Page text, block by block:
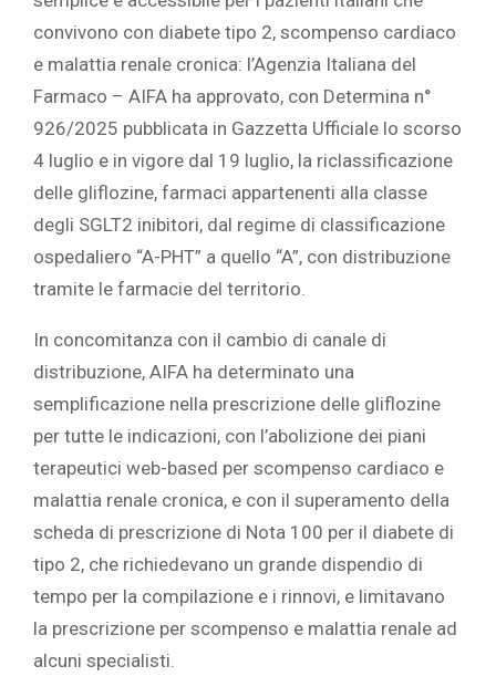
convivono con diabete tipo 2, scompenso cardiaco
e malattia renale cronica: l’Agenzia Italiana del
Farmaco – AIFA ha approvato, con Determina n°
926/2025 pubblicata in Gazzetta Ufficiale lo scorso
4 luglio e in vigore dal 19 luglio, la riclassificazione
delle gliflozine, farmaci appartenenti alla classe
degli SGLT2 inibitori, dal regime di classificazione
ospedaliero “A-PHT” a quello “A”, con distribuzione
tramite le farmacie del territorio.
In concomitanza con il cambio di canale di
distribuzione, AIFA ha determinato una
semplificazione nella prescrizione delle gliflozine
per tutte le indicazioni, con l’abolizione dei piani
terapeutici web-based per scompenso cardiaco e
malattia renale cronica, e con il superamento della
scheda di prescrizione di Nota 100 per il diabete di
tipo 2, che richiedevano un grande dispendio di
tempo per la compilazione e i rinnovi, e limitavano
la prescrizione per scompenso e malattia renale ad
alcuni specialisti.